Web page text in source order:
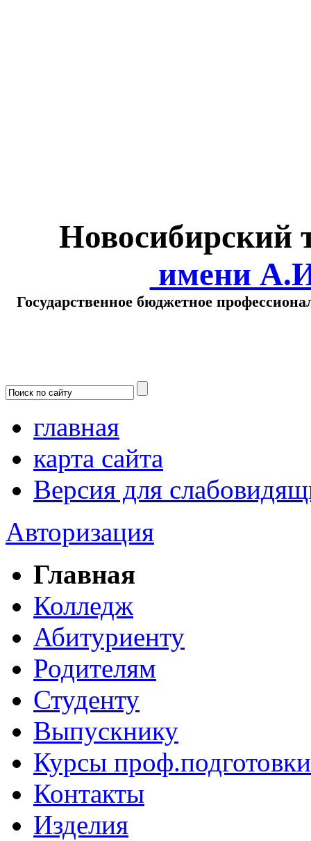
Новосибирский
имени
Государственное бюджетное
главная
карта сайта
Версия для
Авторизация
Главная
Колледж
Абитуриенту
Родителям
Студенту
Выпускнику
Курсы проф.подготовки
Контакты
Изделия